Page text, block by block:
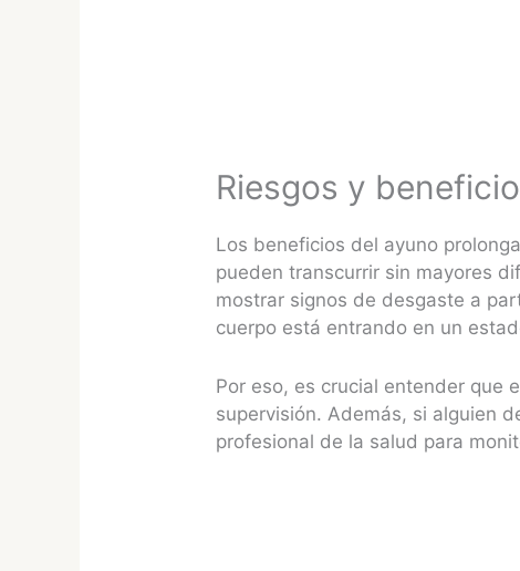
Riesgos y
Los beneficios del ayuno
pueden transcurrir sin mayores
mostrar signos de desgaste a
cuerpo está entrando en un
Por eso, es crucial entender que
supervisión. Además, si alguien
profesional de la salud para